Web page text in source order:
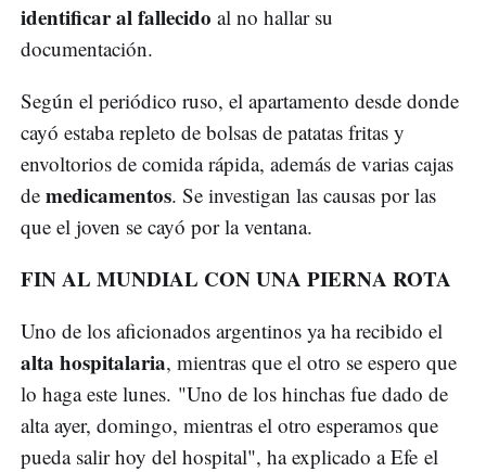
identificar al fallecido al no hallar su
documentación.
Según el periódico ruso, el apartamento desde donde
cayó estaba repleto de bolsas de patatas fritas y
envoltorios de comida rápida, además de varias cajas
de medicamentos. Se investigan las causas por las
que el joven se cayó por la ventana.
FIN AL MUNDIAL CON UNA PIERNA ROTA
Uno de los aficionados argentinos ya ha recibido el
alta hospitalaria, mientras que el otro se espero que
lo haga este lunes. "Uno de los hinchas fue dado de
alta ayer, domingo, mientras el otro esperamos que
pueda salir hoy del hospital", ha explicado a Efe el